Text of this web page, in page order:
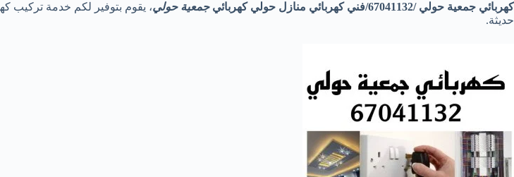
كهربائي جمعية حولي /67041132/فني كهربائي منازل حولي كهربائي جمعية حولي، يقوم بتوفير لكم خدمة
حديثة.